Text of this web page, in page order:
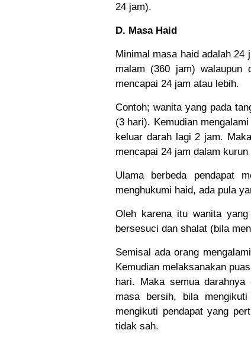
24 jam).
D. Masa Haid
Minimal masa haid adalah
malam (360 jam) walaupun
mencapai 24 jam atau lebih.
Contoh; wanita yang pada
(3 hari). Kemudian
keluar darah lagi 2 jam.
mencapai 24 jam dalam
Ulama berbeda pendapat
menghukumi haid, ada pula
Oleh karena itu wanita
bersesuci dan shalat (bila
Semisal ada orang
Kemudian melaksanakan
hari. Maka semua
masa bersih, bila
mengikuti pendapat yang
tidak sah.